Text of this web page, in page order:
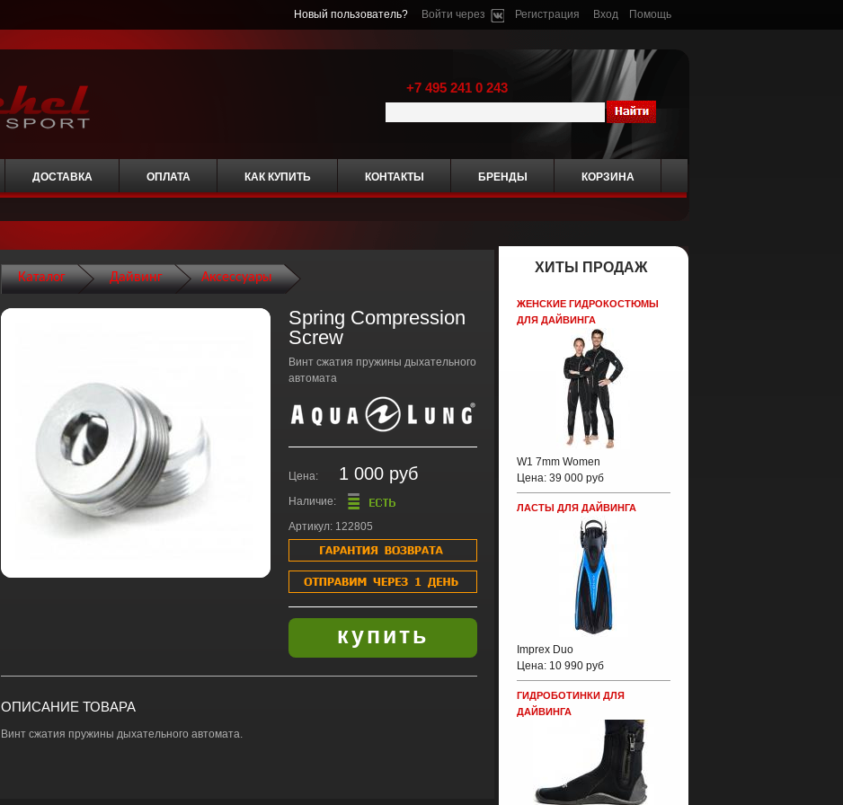
Новый пользователь? Войти через Регистрация Вход Помощь
+7 495 241 0 243
ДОСТАВКА ОПЛАТА КАК КУПИТЬ КОНТАКТЫ БРЕНДЫ КОРЗИНА
ХИТЫ ПРОДАЖ
ЖЕНСКИЕ ГИДРОКОСТЮМЫ
ДЛЯ ДАЙВИНГА
W1 7mm Women
Цена: 39 000 руб
ЛАСТЫ ДЛЯ ДАЙВИНГА
Imprex Duo
Цена: 10 990 руб
ГИДРОБОТИНКИ ДЛЯ
ДАЙВИНГА
Каталог Дайвинг Аксессуары
Spring Compression
Screw
Винт сжатия пружины дыхательного
автомата
Цена: 1 000 руб
Наличие:
Артикул: 122805
ОПИСАНИЕ ТОВАРА
Винт сжатия пружины дыхательного автомата.